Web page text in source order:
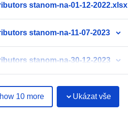
stanom-na-01-12-2022.xlsx
stanom-na-11-07-2023
stanom-na-30-12-2023
10 more Ukázat vše